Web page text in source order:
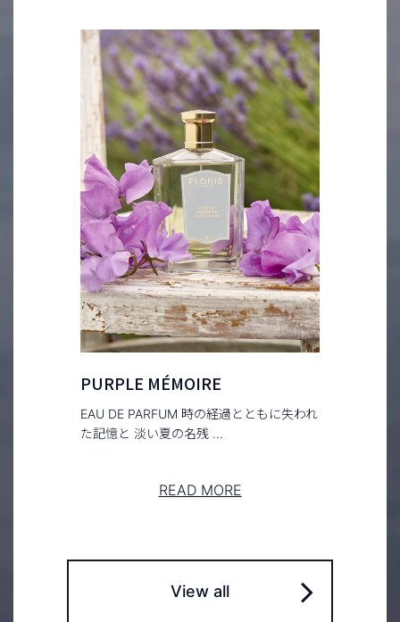
PURPLE MÉMOIRE
EAU DE PARFUM 時の経過とともに失われ
た記憶と 淡い夏の名残 ...
READ MORE
View all